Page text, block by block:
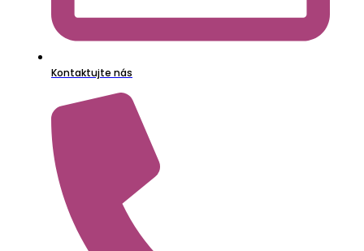
Kontaktujte nás